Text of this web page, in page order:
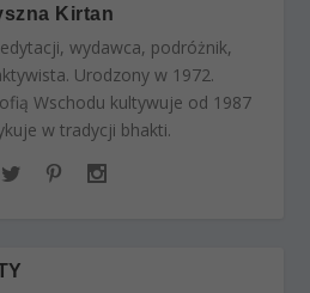
Kirtan
wydawca, podróżnik,
Urodzony w 1972.
Wschodu kultywuje od 1987
w tradycji bhakti.